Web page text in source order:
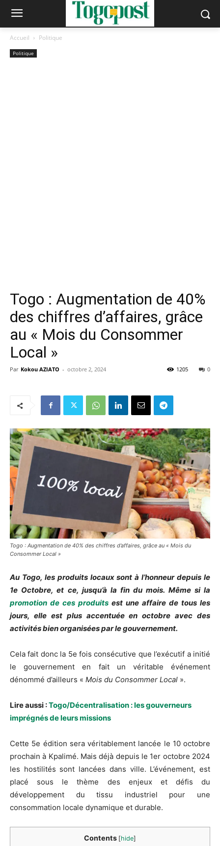
Accueil Politique
Politique
Togo : Augmentation de 40%
des chiffres d’affaires, grâce
au « Mois du Consommer
Local »
Par Kokou AZIATO - octobre 2, 2024 0
1205
Togo : Augmentation de 40% des chiffres d’affaires, grâce au « Mois du
Consommer Local »
Au Togo, les produits locaux sont à l’honneur depuis le
1e Octobre, et ce, jusqu’à la fin du mois. Même si la
promotion de ces produits est une affaire de tous les
jours, elle est plus accentuée en octobre avec des
activités bien organisées par le gouvernement.
Cela fait donc la 5e fois consécutive que l’exécutif a initié
le gouvernement en fait un véritable événement
dénommé d’ailleurs « Mois du Consommer Local ».
Lire aussi :Togo/Décentralisation : les gouverneurs
imprégnés de leurs missions
Cette 5e édition sera véritablement lancée le 10 octobre
prochain à Kpalimé. Mais déjà depuis le 1er octobre 2024
les hostilités sont lancées dans ville. L’événement, est
placé sous le thème des enjeux et défis du
développement du tissu industriel pour une
consommation locale dynamique et durable.
Contents [hide]